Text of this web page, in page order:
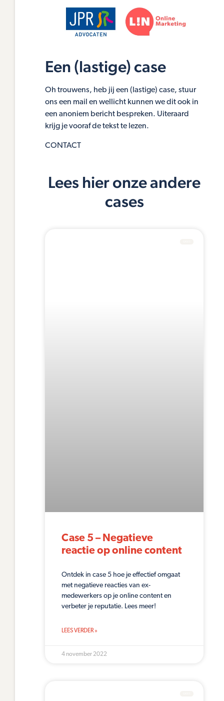
Een (lastige) case
Oh trouwens, heb jij een (lastige) case, stuur
ons een mail en wellicht kunnen we dit ook in
een anoniem bericht bespreken. Uiteraard
krijg je vooraf de tekst te lezen.
CONTACT
Lees hier onze andere
cases
Case 5 – Negatieve
reactie op online content
Ontdek in case 5 hoe je effectief omgaat
met negatieve reacties van ex-
medewerkers op je online content en
verbeter je reputatie. Lees meer!
LEES VERDER »
4 november 2022